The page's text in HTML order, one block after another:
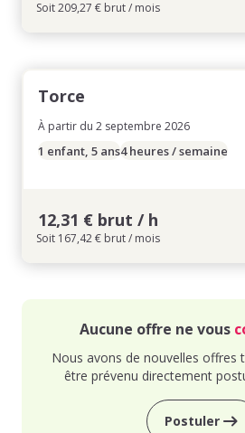
Soit 209,27 € brut / mois
Torce
À partir du 2 septembre 2026
1 enfant, 5 ans4 heures / semaine
12,31 € brut / h
Soit 167,42 € brut / mois
Aucune offre ne vous
Nous avons de nouvelles offres
être prévenu directement
Postuler